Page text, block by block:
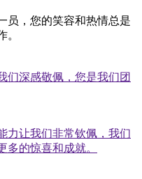
员，您的笑容和热情总是
。
们深感敬佩，您是我们团
力让我们非常钦佩，我们
多的惊喜和成就。